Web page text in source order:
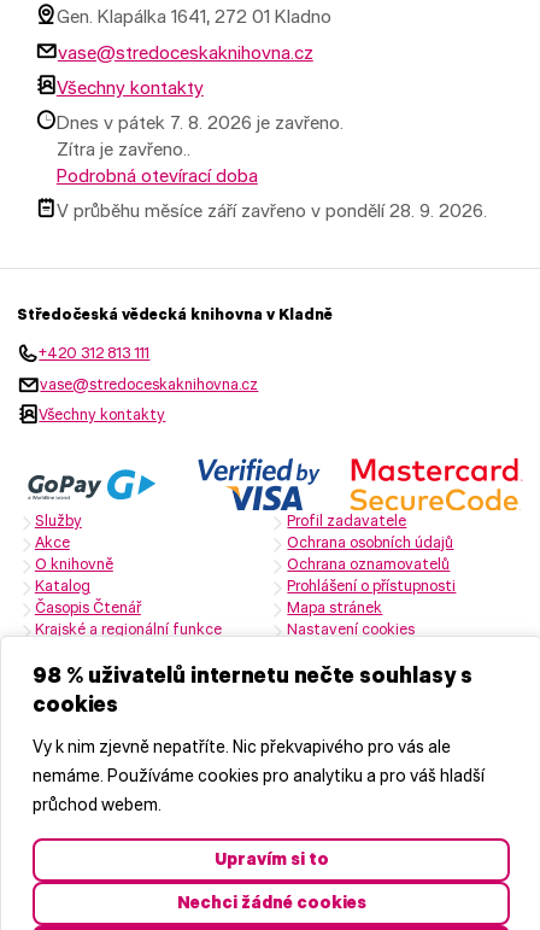
98 % uživatelů internetu nečte souhlasy s
cookies
Vy k nim zjevně nepatříte. Nic překvapivého pro vás ale
nemáme. Používáme cookies pro analytiku a pro váš hladší
průchod webem.
Upravím si to
Nechci žádné cookies
Gen. Klapálka 1641, 272 01 Kladno
vase@stredoceskaknihovna.cz
Všechny kontakty
Dnes v pátek 7. 8. 2026 je zavřeno.
Zítra je zavřeno..
Podrobná otevírací doba
V průběhu měsíce září zavřeno v pondělí 28. 9. 2026.
Středočeská vědecká knihovna v Kladně
+420 312 813 111
vase@stredoceskaknihovna.cz
Všechny kontakty
Služby
Akce
O knihovně
Katalog
Časopis Čtenář
Krajské a regionální funkce
Profil zadavatele
Ochrana osobních údajů
Ochrana oznamovatelů
Prohlášení o přístupnosti
Mapa stránek
Nastavení cookies
Naši partneři
© 2026 Středočeská vědecká knihovna v Kladně, příspěvková
organizace